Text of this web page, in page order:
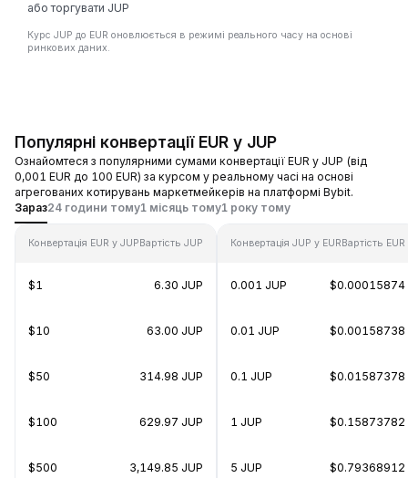
або торгувати JUP
Курс JUP до EUR оновлюється в режимі реального часу на основі
ринкових даних.
Популярні конвертації EUR у JUP
Ознайомтеся з популярними сумами конвертації EUR у JUP (від
0,001 EUR до 100 EUR) за курсом у реальному часі на основі
агрегованих котирувань маркетмейкерів на платформі Bybit.
Зараз24 години тому1 місяць тому1 року тому
Конвертація EUR у JUPВартість JUP
$1 6.30 JUP
$10 63.00 JUP
$50 314.98 JUP
$100 629.97 JUP
$500 3,149.85 JUP
Конвертація JUP у EURВартість EUR
0.001 JUP $0.00015874
0.01 JUP $0.00158738
0.1 JUP $0.01587378
1 JUP $0.15873782
5 JUP $0.79368912